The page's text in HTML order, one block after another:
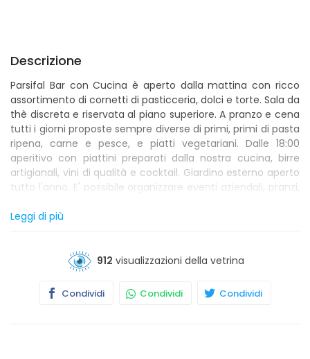
Descrizione
Parsifal Bar con Cucina è aperto dalla mattina con ricco
assortimento di cornetti di pasticceria, dolci e torte. Sala da
thè discreta e riservata al piano superiore. A pranzo e cena
tutti i giorni proposte sempre diverse di primi, primi di pasta
ripena, carne e pesce, e piatti vegetariani. Dalle 18:00
aperitivo con piattini preparati dalla nostra cucina, birre
artigianali, vini di qualità e cocktail. Giardino esterno aperto
tutto l'anno. E' possibile organizzare eventi aziendali, pranzi,
Leggi di più
912 visualizzazioni della vetrina
Condividi Condividi Condividi